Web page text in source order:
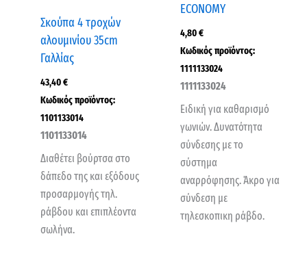
Σκούπα 4 τροχών
αλουμινίου 35cm
Γαλλίας
43,40€
Κωδικός προϊόντος:
1101133014
1101133014
Διαθέτει βούρτσα στο
δάπεδο της και εξόδους
προσαρμογής τηλ.
ράβδου και επιπλέοντα
σωλήνα.
ECONOMY
4,80€
Κωδικός προϊόντος:
1111133024
1111133024
Ειδική για καθαρισμό
γωνιών. Δυνατότητα
σύνδεσης με το
σύστημα
αναρρόφησης. Άκρο για
σύνδεση με
τηλεσκοπικη ράβδο.